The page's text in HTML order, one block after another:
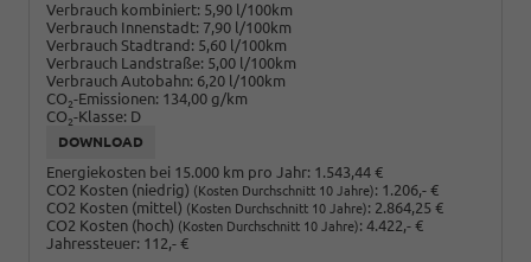
Verbrauch kombiniert: 5,90 l/100km
Verbrauch Innenstadt: 7,90 l/100km
Verbrauch Stadtrand: 5,60 l/100km
Verbrauch Landstraße: 5,00 l/100km
Verbrauch Autobahn: 6,20 l/100km
CO2-Emissionen: 134,00 g/km
CO2-Klasse: D
DOWNLOAD
Energiekosten bei 15.000 km pro Jahr: 1.543,44 €
CO2 Kosten (niedrig) (Kosten Durchschnitt 10 Jahre): 1.206,- €
CO2 Kosten (mittel) (Kosten Durchschnitt 10 Jahre): 2.864,25 €
CO2 Kosten (hoch) (Kosten Durchschnitt 10 Jahre): 4.422,- €
Jahressteuer: 112,- €